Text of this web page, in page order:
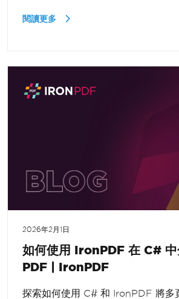
閱讀更多
2026年2月1日
如何使用 IronPDF 在 C# 中
PDF | IronPDF
探索如何使用 C# 和 IronPDF 將多